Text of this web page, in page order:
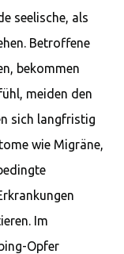
seelische, als
Betroffene
bekommen
meiden den
sich langfristig
wie Migräne,
Im
Opfer